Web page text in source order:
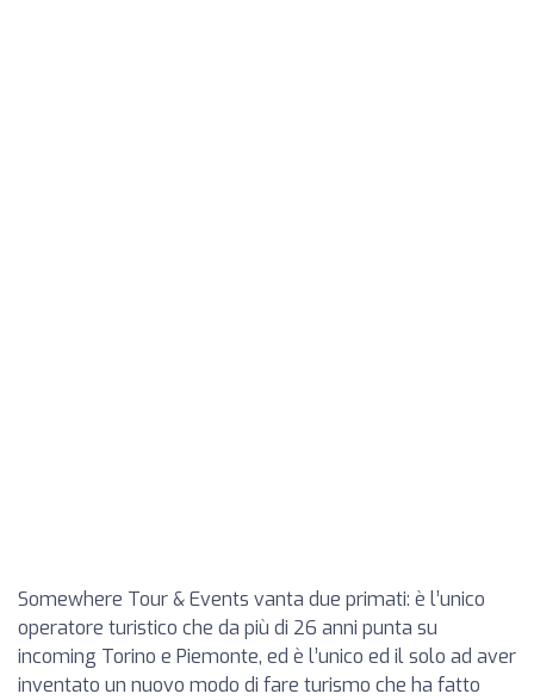
Somewhere Tour & Events vanta due primati: è l’unico
operatore turistico che da più di 26 anni punta su
incoming Torino e Piemonte, ed è l’unico ed il solo ad aver
inventato un nuovo modo di fare turismo che ha fatto